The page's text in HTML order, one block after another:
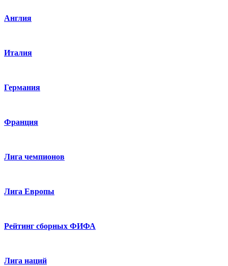
Англия
Италия
Германия
Франция
Лига чемпионов
Лига Европы
Рейтинг сборных ФИФА
Лига наций